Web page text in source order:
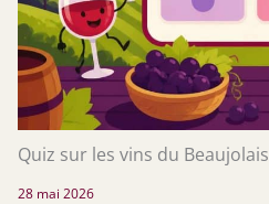
Quiz sur les vins du Beaujolais
28 mai 2026